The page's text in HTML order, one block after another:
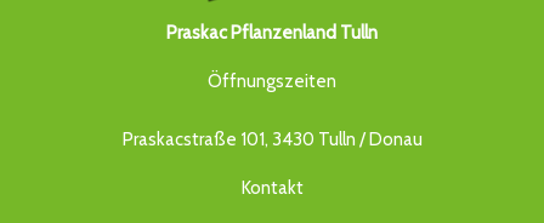
Praskac Pflanzenland Tulln
Öffnungszeiten
Praskacstraße 101, 3430 Tulln / Donau
Kontakt